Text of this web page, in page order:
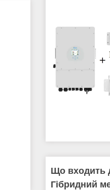
Що входить
Гібридний